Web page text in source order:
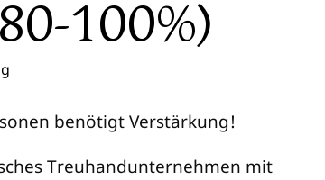
100%)
benötigt Verstärkung!
Treuhandunternehmen mit